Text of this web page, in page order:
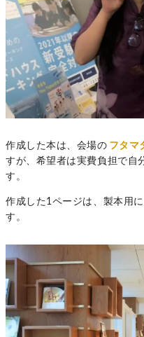
作成した本は、会場の フタマ
すが、希望者は実費負担で自
す。
作成した1ページは、製本用
す。